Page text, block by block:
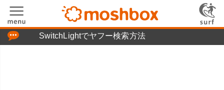
SwitchLightでヤフー検索方法
「つぶやき」の使い方